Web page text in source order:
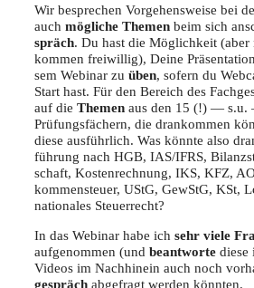
Wir bespre­chen Vor­ge­hens­wei­se bei
auch mög­li­che The­men beim sich
spräch. Du hast die Mög­lich­keit
kom­men frei­wil­lig), Dei­ne
sem Web­i­nar zu üben, sofern du
Start hast. Für den Bereich des
auf die The­men aus den 15 (!) — s.u.
Prü­fungs­fä­chern, die dran­kom­men
die­se aus­führ­lich. Was könn­te also
füh­rung nach HGB, IAS/IFRS,
schaft, Kos­ten­rech­nung, IKS, KFZ,
kom­men­steu­er, UStG, GewStG, KSt,
na­tio­na­les Steuerrecht?
In das Web­i­nar habe ich sehr vie­le
auf­ge­nom­men (und beant­wor­te die­se
Vide­os im Nach­hin­ein auch noch
ge­spräch abge­fragt wer­den könnten.